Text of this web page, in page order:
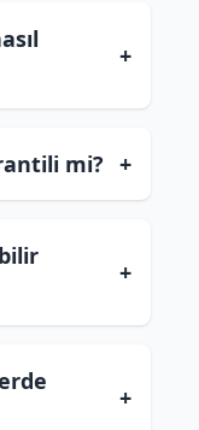
+
mi? +
+
+